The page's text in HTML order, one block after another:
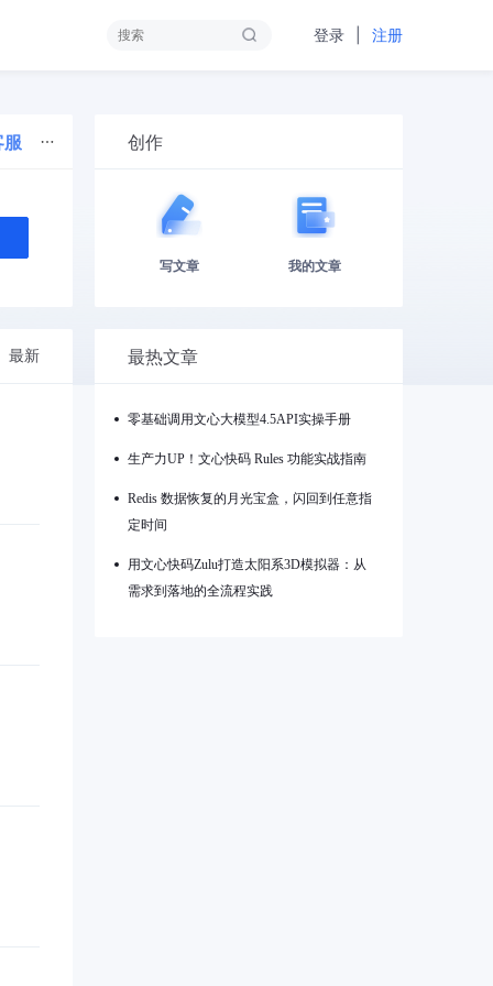
登录 注册
服
最新
创作
写文章 我的文章
最热文章
零基础调用文心大模型4.5API实操手册
生产力UP！文心快码 Rules 功能实战指南
Redis 数据恢复的月光宝盒，闪回到任意指
定时间
用文心快码Zulu打造太阳系3D模拟器：从
需求到落地的全流程实践